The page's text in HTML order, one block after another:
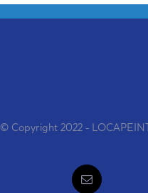
© Copyright 2022 -
Email